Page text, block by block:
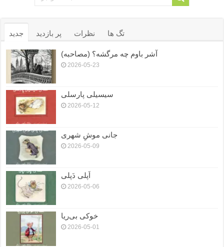
جدید پر بازدید نظرات تگ ها
آشر باوم چه مرگشه؟ (مصاحبه)
2026-05-23
سیسیلی پارسلی
2026-05-12
جانی موشِ شهری
2026-05-09
اَپلی دَپلی
2026-05-06
خوکی بی‌ریا
2026-05-01